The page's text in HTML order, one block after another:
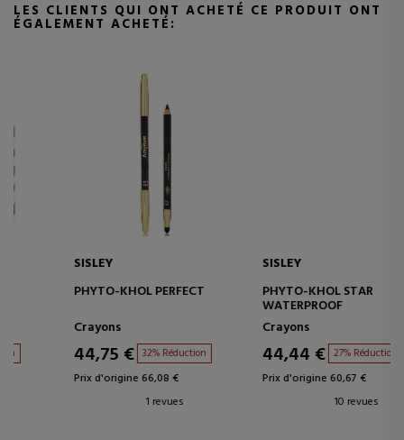
LES CLIENTS QUI ONT ACHETÉ CE PRODUIT ONT
ÉGALEMENT ACHETÉ:
PHYTO-KHOL STAR
44,44 € 27% Réduction
Prix d'origine 60,67 €
SISLEYA L'INTEGRAL EYE &
LIP CONTOUR CREAM
Soin des Yeux
143,16 € 40% Réduction
Prix d'origine 238,58 €
23 revues